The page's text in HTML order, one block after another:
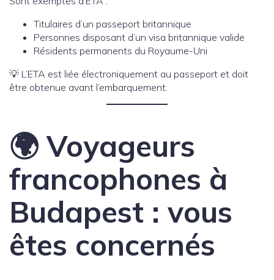
Titulaires d’un passeport britannique
Personnes disposant d’un visa britannique valide
Résidents permanents du Royaume-Uni
💡 L’ETA est liée électroniquement au passeport et doit
être obtenue avant l’embarquement.
🌍 Voyageurs
francophones à
Budapest : vous
êtes concernés